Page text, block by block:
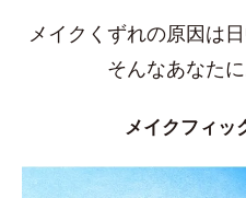
メイクくずれの原因は
そんなあなた
メイクフィッ